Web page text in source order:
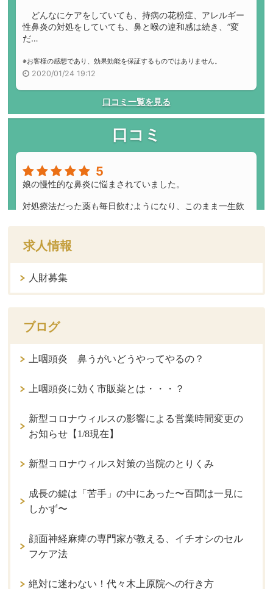
求人情報
人財募集
ブログ
上咽頭炎 鼻うがいどうやってやるの？
上咽頭炎に効く市販薬とは・・・？
新型コロナウィルスの影響による営業時間変更の
お知らせ【1/8現在】
新型コロナウィルス対策の当院のとりくみ
成長の鍵は「苦手」の中にあった〜百聞は一見に
しかず〜
顔面神経麻痺の専門家が教える、イチオシのセル
フケア法
絶対に迷わない！代々木上原院への行き方